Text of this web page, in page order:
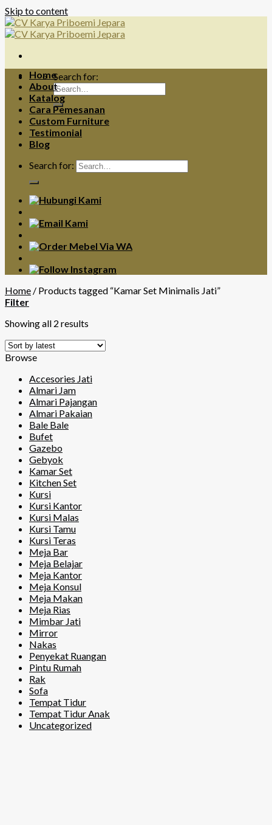
Skip to content
Search for:
Home
About
Katalog
Cara Pemesanan
Custom Furniture
Testimonial
Blog
Search for:
Home / Products tagged “Kamar Set Minimalis Jati”
Filter
Showing all 2 results
Browse
Accesories Jati
Almari Jam
Almari Pajangan
Almari Pakaian
Bale Bale
Bufet
Gazebo
Gebyok
Kamar Set
Kitchen Set
Kursi
Kursi Kantor
Kursi Malas
Kursi Tamu
Kursi Teras
Meja Bar
Meja Belajar
Meja Kantor
Meja Konsul
Meja Makan
Meja Rias
Mimbar Jati
Mirror
Nakas
Penyekat Ruangan
Pintu Rumah
Rak
Sofa
Tempat Tidur
Tempat Tidur Anak
Uncategorized